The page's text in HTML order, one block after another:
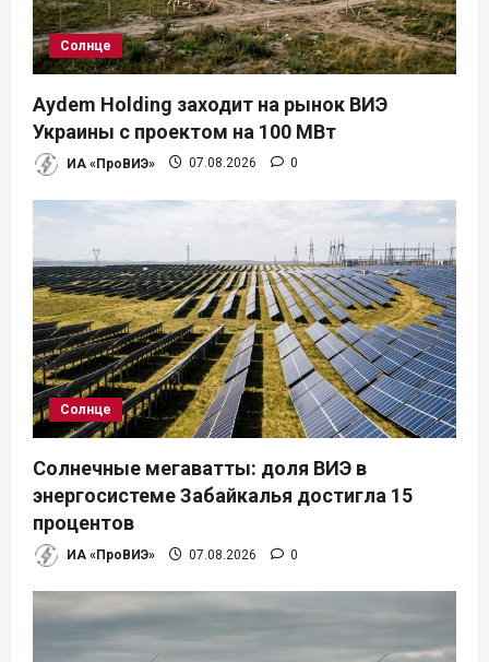
Солнце
Aydem Holding заходит на рынок ВИЭ
Украины с проектом на 100 МВт
ИА «ПроВИЭ» 07.08.2026 0
Солнце
Солнечные мегаватты: доля ВИЭ в
энергосистеме Забайкалья достигла 15
процентов
ИА «ПроВИЭ» 07.08.2026 0